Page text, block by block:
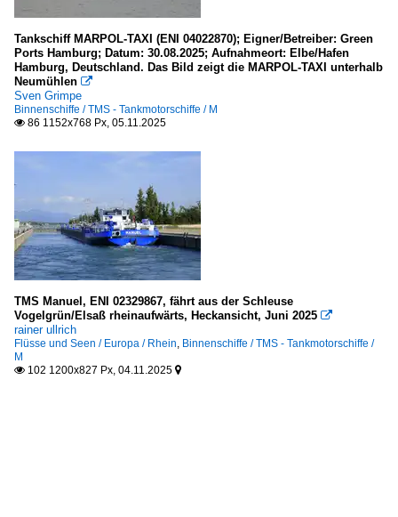
Tankschiff MARPOL-TAXI (ENI 04022870); Eigner/Betreiber: Green
Ports Hamburg; Datum: 30.08.2025; Aufnahmeort: Elbe/Hafen
Hamburg, Deutschland. Das Bild zeigt die MARPOL-TAXI unterhalb
Neumühlen 
Sven Grimpe
Binnenschiffe / TMS - Tankmotorschiffe / M
 86 1152x768 Px, 05.11.2025
TMS Manuel, ENI 02329867, fährt aus der Schleuse
Vogelgrün/Elsaß rheinaufwärts, Heckansicht, Juni 2025 
rainer ullrich
Flüsse und Seen / Europa / Rhein, Binnenschiffe / TMS - Tankmotorschiffe /
M
 102 1200x827 Px, 04.11.2025 